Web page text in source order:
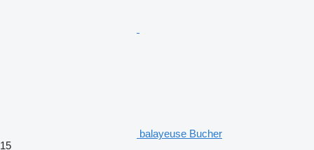
balayeuse Bucher
15